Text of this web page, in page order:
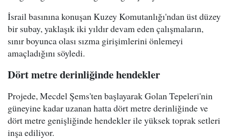
İsrail basınına konuşan Kuzey Komutanlığı'ndan üst düzey
bir subay, yaklaşık iki yıldır devam eden çalışmaların,
sınır boyunca olası sızma girişimlerini önlemeyi
amaçladığını söyledi.
Dört metre derinliğinde hendekler
Projede, Mecdel Şems'ten başlayarak Golan Tepeleri'nin
güneyine kadar uzanan hatta dört metre derinliğinde ve
dört metre genişliğinde hendekler ile yüksek toprak setleri
inşa ediliyor.